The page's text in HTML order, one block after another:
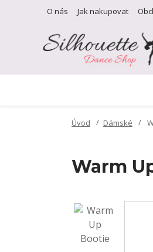
O nás Jak nakupovat
Úvod Dámské
Warm